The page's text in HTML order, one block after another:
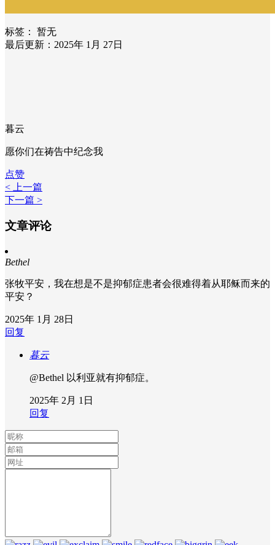
标签：
暂无
最后更新：2025年 1月 27日
暮云
愿你们在祷告中纪念我
点赞
< 上一篇
下一篇 >
文章评论
Bethel
张牧平安，我在想是不是抑郁症患者会很难得着从耶稣而来的
平安？
2025年 1月 28日
回复
暮云
@Bethel 以利亚就有抑郁症。
2025年 2月 1日
回复